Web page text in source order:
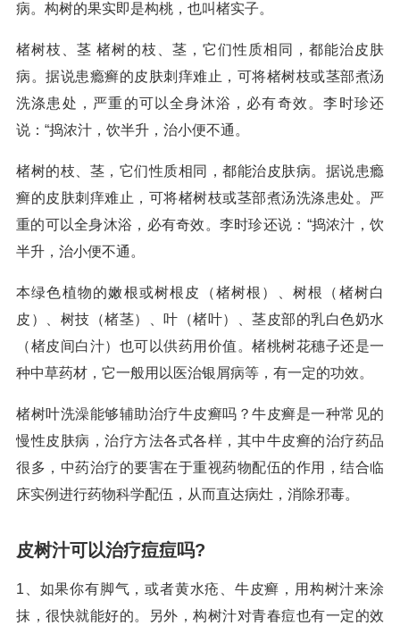
病。构树的果实即是构桃，也叫楮实子。
楮树枝、茎 楮树的枝、茎，它们性质相同，都能治皮肤
病。据说患瘾癣的皮肤刺痒难止，可将楮树枝或茎部煮汤
洗涤患处，严重的可以全身沐浴，必有奇效。李时珍还
说：“捣浓汁，饮半升，治小便不通。
楮树的枝、茎，它们性质相同，都能治皮肤病。据说患瘾
癣的皮肤刺痒难止，可将楮树枝或茎部煮汤洗涤患处。严
重的可以全身沐浴，必有奇效。李时珍还说：“捣浓汁，饮
半升，治小便不通。
本绿色植物的嫩根或树根皮（楮树根）、树根（楮树白
皮）、树技（楮茎）、叶（楮叶）、茎皮部的乳白色奶水
（楮皮间白汁）也可以供药用价值。楮桃树花穗子还是一
种中草药材，它一般用以医治银屑病等，有一定的功效。
楮树叶洗澡能够辅助治疗牛皮癣吗？牛皮癣是一种常见的
慢性皮肤病，治疗方法各式各样，其中牛皮癣的治疗药品
很多，中药治疗的要害在于重视药物配伍的作用，结合临
床实例进行药物科学配伍，从而直达病灶，消除邪毒。
皮树汁可以治疗痘痘吗?
1、如果你有脚气，或者黄水疮、牛皮癣，用构树汁来涂
抹，很快就能好的。另外，构树汁对青春痘也有一定的效